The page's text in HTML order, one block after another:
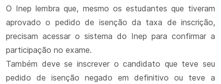
O Inep lembra que, mesmo os estudantes que tiveram
aprovado o pedido de isenção da taxa de inscrição,
precisam acessar o sistema do Inep para confirmar a
participação no exame.
Também deve se inscrever o candidato que teve seu
pedido de isenção negado em definitivo ou teve a